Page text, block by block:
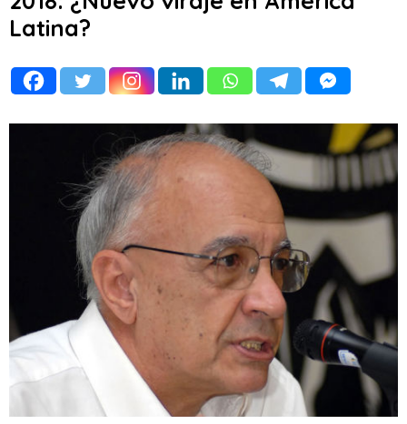
Latina?